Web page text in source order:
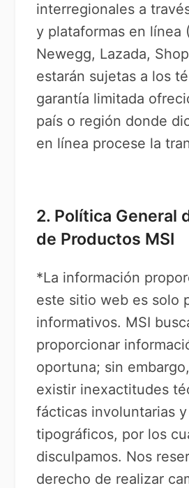
interregionales a
y plataformas en línea
Newegg, Lazada,
estarán sujetas a los
garantía limitada
país o región donde
en línea procese la
2. Política General
de Productos MSI
*La información
este sitio web es solo
informativos. MSI
proporcionar
oportuna; sin
existir inexactitudes
fácticas involuntarias
tipográficos, por los
disculpamos. Nos
derecho de realizar